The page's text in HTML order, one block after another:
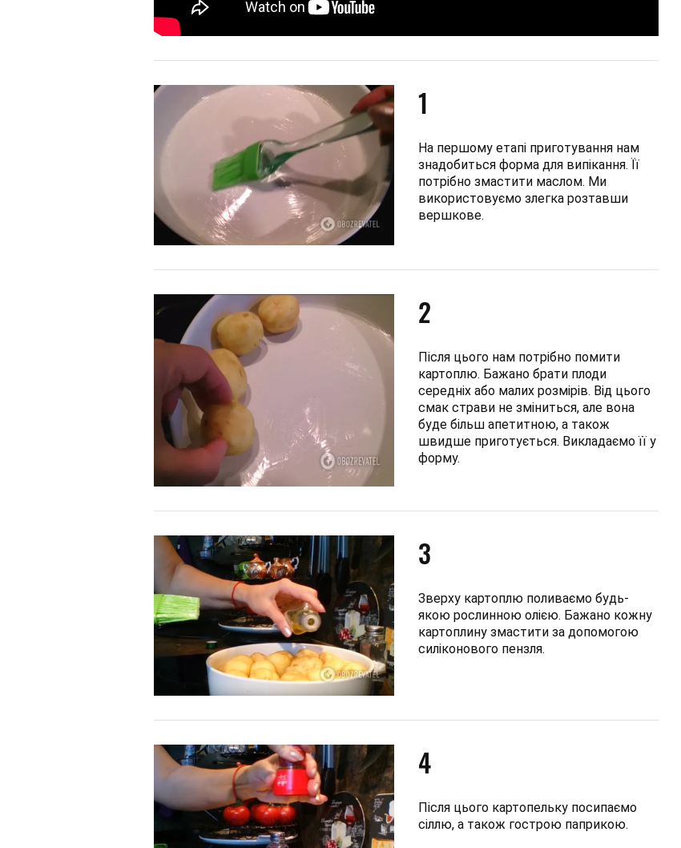
1
На першому етапі приготування нам
знадобиться форма для випікання. Її
потрібно змастити маслом. Ми
використовуємо злегка розтавши
вершкове.
2
Після цього нам потрібно помити
картоплю. Бажано брати плоди
середніх або малих розмірів. Від цього
смак страви не зміниться, але вона
буде більш апетитною, а також
швидше приготується. Викладаємо її у
форму.
3
Зверху картоплю поливаємо будь-
якою рослинною олією. Бажано кожну
картоплину змастити за допомогою
силіконового пензля.
4
Після цього картопельку посипаємо
сіллю, а також гострою паприкою.